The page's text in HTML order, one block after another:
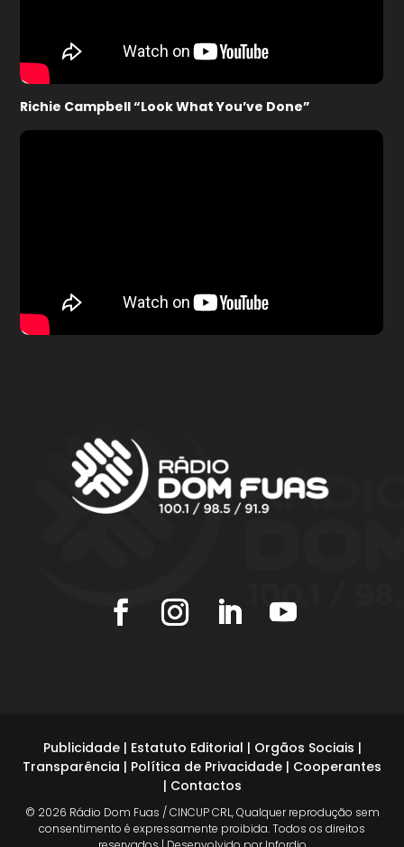
Richie Campbell “Look What You’ve Done”
Publicidade| Estatuto Editorial | Orgãos Sociais |
Transparência | Política de Privacidade | Cooperantes
| Contactos
© 2026 Rádio Dom Fuas / CINCUP CRL, Qualquer reprodução sem
consentimento é expressamente proibida. Todos os direitos